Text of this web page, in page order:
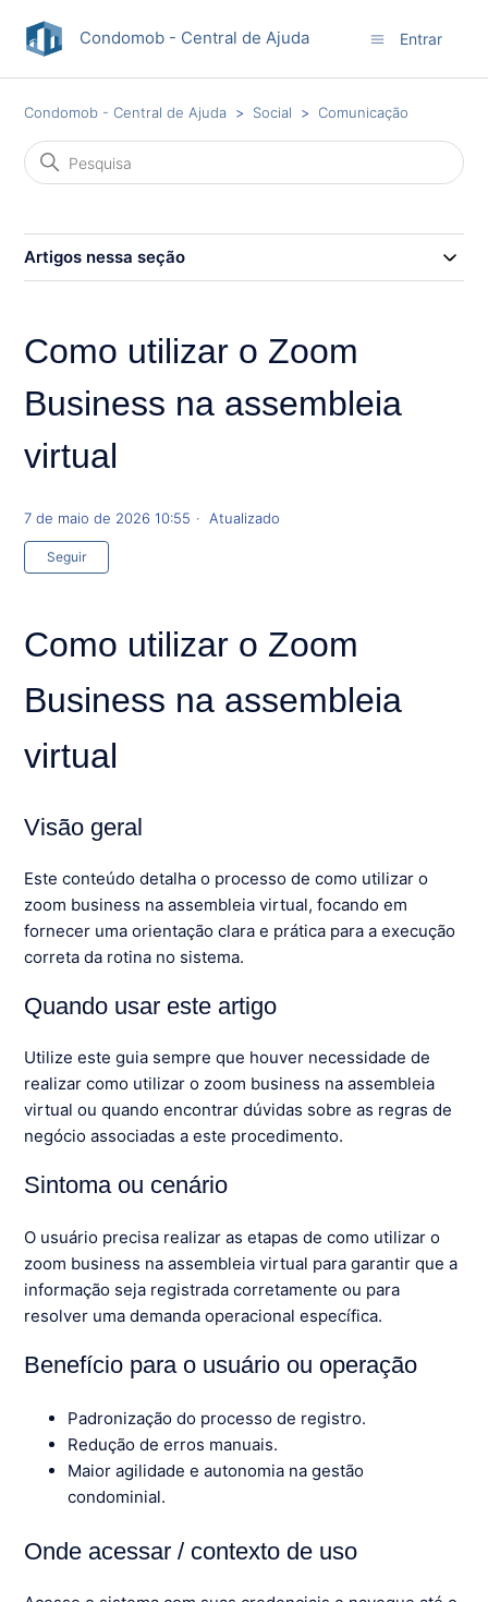
Condomob - Central de Ajuda Entrar
Condomob - Central de Ajuda Social Comunicação
Artigos nessa seção
Como utilizar o Zoom
Business na assembleia
virtual
7 de maio de 2026 10:55 Atualizado
Seguir
Como utilizar o Zoom
Business na assembleia
virtual
Visão geral
Este conteúdo detalha o processo de como utilizar o
zoom business na assembleia virtual, focando em
fornecer uma orientação clara e prática para a execução
correta da rotina no sistema.
Quando usar este artigo
Utilize este guia sempre que houver necessidade de
realizar como utilizar o zoom business na assembleia
virtual ou quando encontrar dúvidas sobre as regras de
negócio associadas a este procedimento.
Sintoma ou cenário
O usuário precisa realizar as etapas de como utilizar o
zoom business na assembleia virtual para garantir que a
informação seja registrada corretamente ou para
resolver uma demanda operacional específica.
Benefício para o usuário ou operação
Padronização do processo de registro.
Redução de erros manuais.
Maior agilidade e autonomia na gestão
condominial.
Onde acessar / contexto de uso